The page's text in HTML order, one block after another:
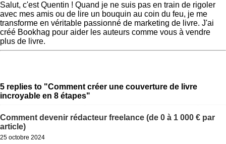
Salut, c'est Quentin ! Quand je ne suis pas en train de rigoler
avec mes amis ou de lire un bouquin au coin du feu, je me
transforme en véritable passionné de marketing de livre. J'ai
créé Bookhag pour aider les auteurs comme vous à vendre
plus de livre.
5 replies to "Comment créer une couverture de livre
incroyable en 8 étapes"
Comment devenir rédacteur freelance (de 0 à 1 000 € par
article)
25 octobre 2024